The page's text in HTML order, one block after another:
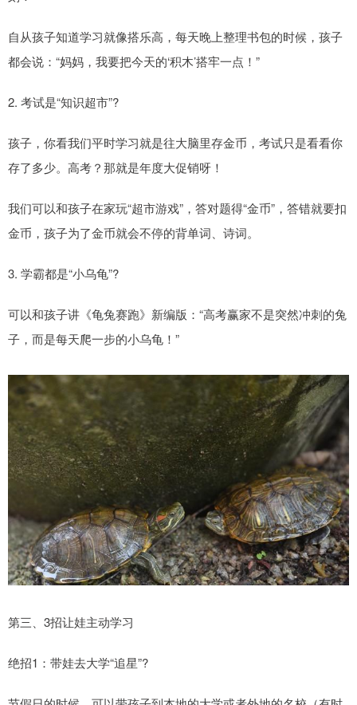
自从孩子知道学习就像搭乐高，每天晚上整理书包的时候，孩子
都会说：“妈妈，我要把今天的‘积木’搭牢一点！”
2. 考试是“知识超市”?
孩子，你看我们平时学习就是往大脑里存金币，考试只是看看你
存了多少。高考？那就是年度大促销呀！
我们可以和孩子在家玩“超市游戏”，答对题得“金币”，答错就要扣
金币，孩子为了金币就会不停的背单词、诗词。
3. 学霸都是“小乌龟”?
可以和孩子讲《龟兔赛跑》新编版：“高考赢家不是突然冲刺的兔
子，而是每天爬一步的小乌龟！”
第三、3招让娃主动学习
绝招1：带娃去大学“追星”?